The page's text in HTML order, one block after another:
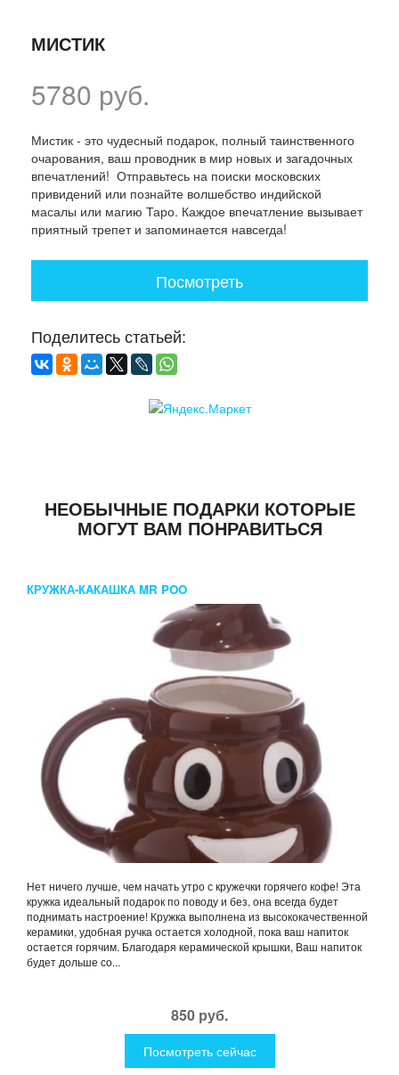
МИСТИК
5780 руб.
Мистик - это чудесный подарок, полный таинственного
очарования, ваш проводник в мир новых и загадочных
впечатлений! Отправьтесь на поиски московских
привидений или познайте волшебство индийской
масалы или магию Таро. Каждое впечатление вызывает
приятный трепет и запоминается навсегда!
Посмотреть
Поделитесь статьей:
НЕОБЫЧНЫЕ ПОДАРКИ КОТОРЫЕ
МОГУТ ВАМ ПОНРАВИТЬСЯ
КРУЖКА-КАКАШКА MR POO
Нет ничего лучше, чем начать утро с кружечки горячего кофе! Эта
кружка идеальный подарок по поводу и без, она всегда будет
поднимать настроение! Кружка выполнена из высококачественной
керамики, удобная ручка остается холодной, пока ваш напиток
остается горячим. Благодаря керамической крышки, Ваш напиток
будет дольше со...
850 руб.
Посмотреть сейчас